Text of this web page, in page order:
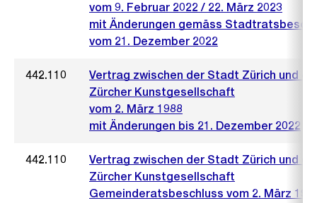
vom 9. Februar 2022 / 22. März 2023
mit Änderungen gemäss
vom 21. Dezember 2022
442.110
Vertrag zwischen der Stadt Zürich und
Zürcher Kunstgesellschaft
vom 2. März 1988
mit Änderungen bis 21. Dezember 2022
442.110
Vertrag zwischen der Stadt Zürich und
Zürcher Kunstgesellschaft
Gemeinderatsbeschluss vom 2. März